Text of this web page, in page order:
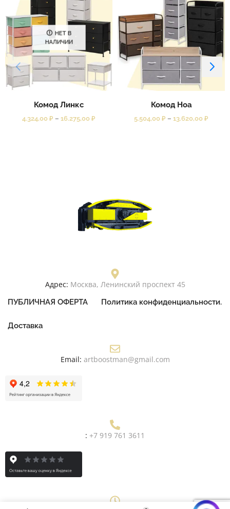
НЕТ В
НАЛИЧИИ
Комод Линкс
4.324,00 ₽ – 16.275,00 ₽
Комод Ноа
5.504,00 ₽ – 13.620,00 ₽
Адрес: Москва, Ленинский проспект 45
ПУБЛИЧНАЯ ОФЕРТА Политика конфиденциальности.
Доставка
Email: artboostman@gmail.com
: +7 919 761 3611